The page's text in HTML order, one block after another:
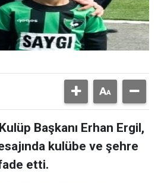
Başkanı Erhan Ergil,
kulübe ve şehre
etti.